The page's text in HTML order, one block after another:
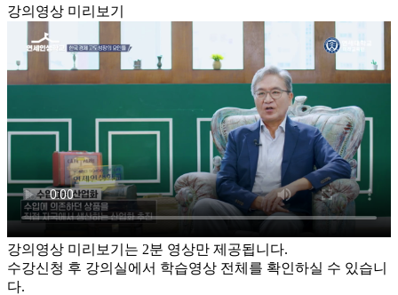
강의영상 미리보기
강의영상 미리보기는 2분 영상만 제공됩니다.
수강신청 후 강의실에서 학습영상 전체를 확인하실 수 있습니
다.